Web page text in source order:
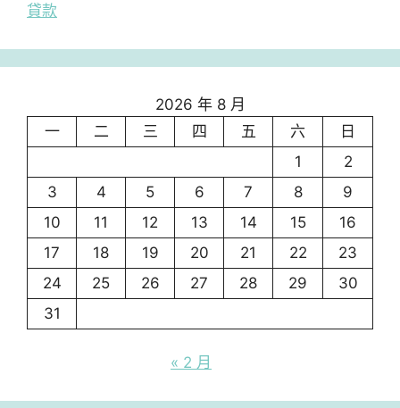
貸款
2026 年 8 月
一
二 三 四 五 六
日
1
2
3
4 5 6 7 8
9
10
11 12 13 14 15
16
17
18 19 20 21 22
23
24
25 26 27 28 29
30
31
« 2 月